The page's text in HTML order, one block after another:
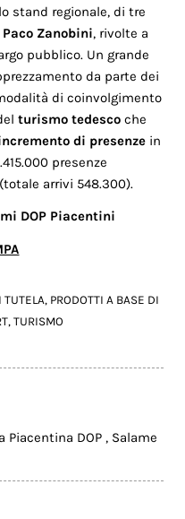
stand regionale, di tre
Zanobini, rivolte a
pubblico. Un grande
da parte dei
di coinvolgimento
turismo tedesco che
di presenze in
presenze
(totale arrivi 548.300).
DOP Piacentini
TUTELA, PRODOTTI A BASE DI
,TURISMO
Piacentina DOP , Salame